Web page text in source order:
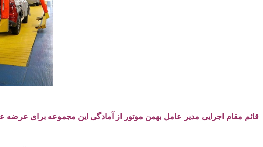
قائم مقام اجرایی مدیر عامل بهمن موتور از آمادگی این مجموعه برای عرضه عمومی